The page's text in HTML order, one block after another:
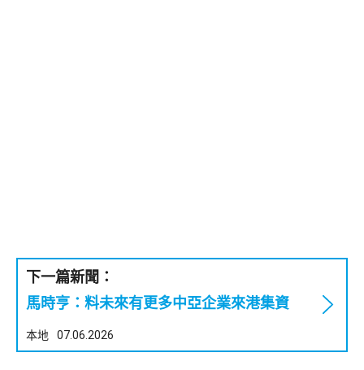
下一篇新聞：
馬時亨：料未來有更多中亞企業來港集資
本地 07.06.2026